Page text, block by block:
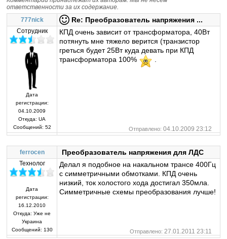
ответственности за их содержание.
777nick
Re: Преобразователь напряжения ...
Сотрудник
Дата
регистрации:
04.10.2009
Откуда: UA
Сообщений: 52
КПД очень зависит от трансформатора, 40Вт
потянуть мне тяжело верится (транзистор
греться будет 25Вт куда девать при КПД
трансформатора 100%
Отправлено: 04.10.2009 23:12
ferrocen Преобразователь напряжения для ЛДС
Технолог
Дата
регистрации:
16.12.2010
Откуда: Уже не
Украина
Сообщений: 130
Делал я подобное на накальном трансе 400Гц
с симметричными обмотками. КПД очень
низкий, ток холостого хода достигал 350мла.
Симметричные схемы преобразования лучше!
Отправлено: 27.01.2011 23:11